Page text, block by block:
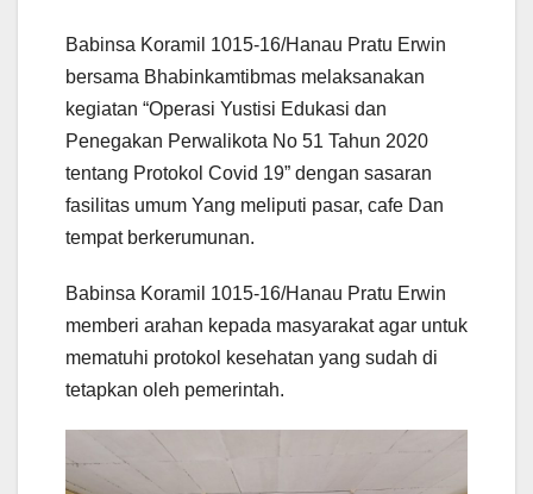
Babinsa Koramil 1015-16/Hanau Pratu Erwin
bersama Bhabinkamtibmas melaksanakan
kegiatan “Operasi Yustisi Edukasi dan
Penegakan Perwalikota No 51 Tahun 2020
tentang Protokol Covid 19” dengan sasaran
fasilitas umum Yang meliputi pasar, cafe Dan
tempat berkerumunan.
Babinsa Koramil 1015-16/Hanau Pratu Erwin
memberi arahan kepada masyarakat agar untuk
mematuhi protokol kesehatan yang sudah di
tetapkan oleh pemerintah.